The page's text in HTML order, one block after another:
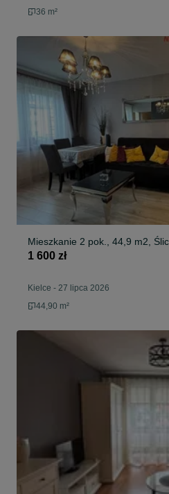
36 m²
Mieszkanie 2 pok., 44,9 m2,
1 600 zł
Kielce - 27 lipca 2026
44,90 m²